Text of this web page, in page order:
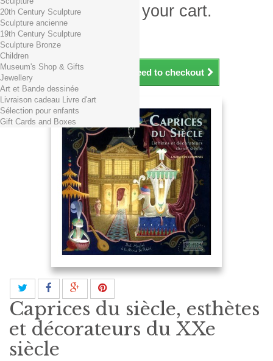
There is 1 item in your cart.
Total products (tax incl.)
Total shipping TTC
Total (tax incl.)
Continue shopping Proceed to checkout
20th Century Sculpture
Sculpture ancienne
19th Century Sculpture
Sculpture Bronze
Children
Museum's Shop & Gifts
Jewellery
Art et Bande dessinée
Livraison cadeau Livre d'art
Sélection pour enfants
Gift Cards and Boxes
Caprices du siècle, esthètes
et décorateurs du XXe
siècle